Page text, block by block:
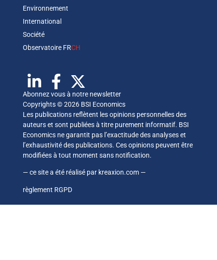
Environnement
International
Société
Observatoire FRCH
Abonnez vous à notre newsletter
Copyrights © 2026 BSI Economics
Les publications reflètent les opinions personnelles des
auteurs et sont publiées à titre purement informatif. BSI
Economics ne garantit pas l’exactitude des analyses et
l’exhaustivité des publications. Ces opinions peuvent être
modifiées à tout moment sans notification.
— ce site a été réalisé par kreaxion.com —
règlement RGPD